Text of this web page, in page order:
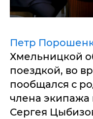
Петр
Хмельницкой
поездкой, во
пообщался с
члена экипажа
Сергея